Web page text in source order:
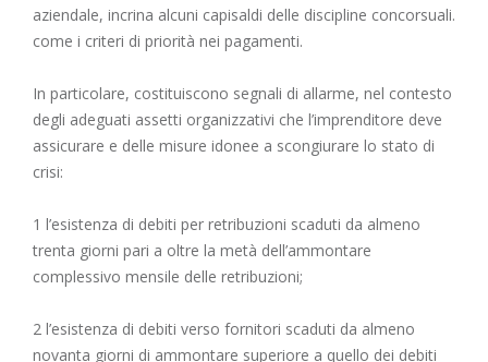
aziendale, incrina alcuni capisaldi delle discipline concorsuali.
come i criteri di priorità nei pagamenti.
In particolare, costituiscono segnali di allarme, nel contesto
degli adeguati assetti organizzativi che l’imprenditore deve
assicurare e delle misure idonee a scongiurare lo stato di
crisi:
1 l’esistenza di debiti per retribuzioni scaduti da almeno
trenta giorni pari a oltre la metà dell’ammontare
complessivo mensile delle retribuzioni;
2 l’esistenza di debiti verso fornitori scaduti da almeno
novanta giorni di ammontare superiore a quello dei debiti